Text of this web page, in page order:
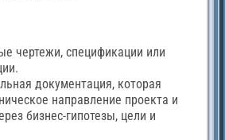
чертежи, спецификации или
документация, которая
направление проекта и
бизнес-гипотезы, цели и